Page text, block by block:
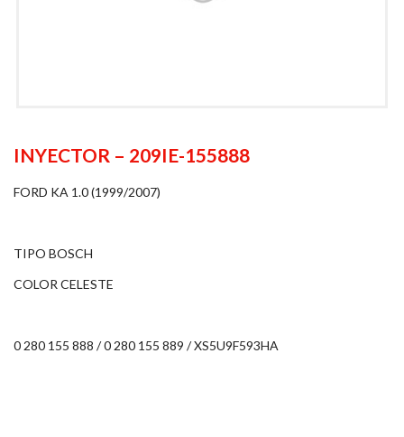
INYECTOR – 209IE-155888
FORD KA 1.0 (1999/2007)
TIPO BOSCH
COLOR CELESTE
0 280 155 888 / 0 280 155 889 / XS5U9F593HA